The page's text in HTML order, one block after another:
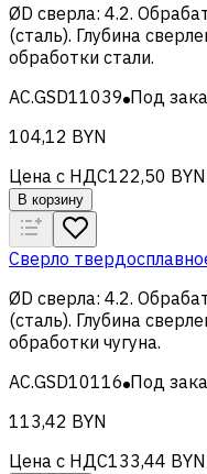
ØD сверла: 4.2.
(сталь). Глубина
обработки стали.
AC.GSD11039 Под
104,12 BYN
Цена с НДС122,50 BYN
В корзину
Сверло
ØD сверла: 4.2.
(сталь). Глубина
обработки чугуна.
AC.GSD10116 Под
113,42 BYN
Цена с НДС133,44 BYN